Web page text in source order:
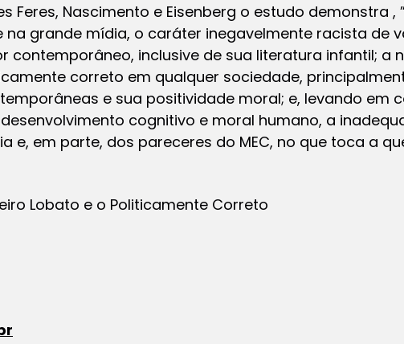
Feres, Nascimento e Eisenberg o estudo demonstra
na grande mídia, o caráter inegavelmente racista de
contemporâneo, inclusive de sua literatura infantil; a
correto em qualquer sociedade,
e sua positividade moral; e, levando em
cognitivo e moral humano, a
e, em parte, dos pareceres do MEC, no que toca a
Lobato e o Politicamente Correto